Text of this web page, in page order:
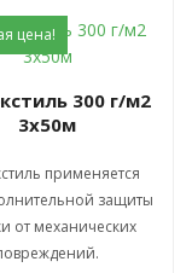
цена!
3x50м
применяется
защиты
от механических